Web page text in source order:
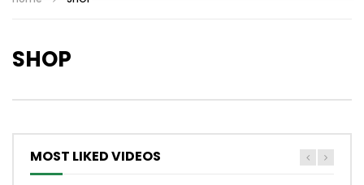
SHOP
MOST LIKED VIDEOS